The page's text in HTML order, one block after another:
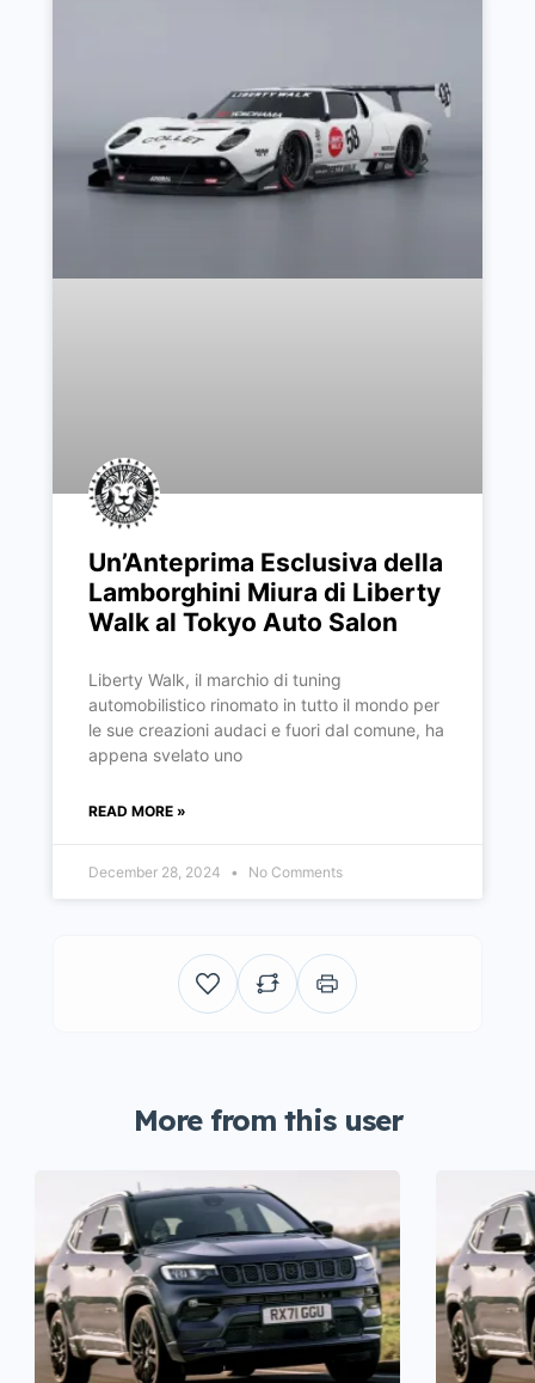
Un’Anteprima Esclusiva della
Lamborghini Miura di Liberty
Walk al Tokyo Auto Salon
Liberty Walk, il marchio di tuning
automobilistico rinomato in tutto il mondo per
le sue creazioni audaci e fuori dal comune, ha
appena svelato uno
READ MORE »
December 28, 2024 No Comments
More from this user